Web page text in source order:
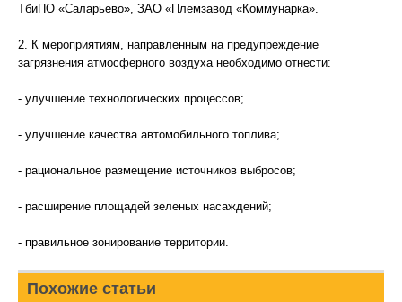
ТбиПО «Саларьево», ЗАО «Племзавод «Коммунарка».
2. К мероприятиям, направленным на предупреждение
загрязнения атмосферного воздуха необходимо отнести:
- улучшение технологических процессов;
- улучшение качества автомобильного топлива;
- рациональное размещение источников выбросов;
- расширение площадей зеленых насаждений;
- правильное зонирование территории.
Похожие статьи